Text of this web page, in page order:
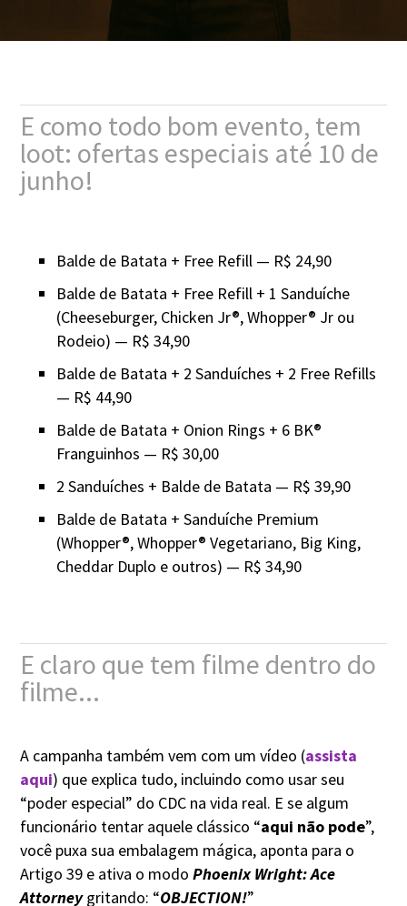
E como todo bom evento, tem
loot: ofertas especiais até 10 de
junho!
Balde de Batata + Free Refill — R$ 24,90
Balde de Batata + Free Refill + 1 Sanduíche
(Cheeseburger, Chicken Jr®, Whopper® Jr ou
Rodeio) — R$ 34,90
Balde de Batata + 2 Sanduíches + 2 Free Refills
— R$ 44,90
Balde de Batata + Onion Rings + 6 BK®
Franguinhos — R$ 30,00
2 Sanduíches + Balde de Batata — R$ 39,90
Balde de Batata + Sanduíche Premium
(Whopper®, Whopper® Vegetariano, Big King,
Cheddar Duplo e outros) — R$ 34,90
E claro que tem filme dentro do
filme...
A campanha também vem com um vídeo (assista
aqui) que explica tudo, incluindo como usar seu
“poder especial” do CDC na vida real. E se algum
funcionário tentar aquele clássico “aqui não pode”,
você puxa sua embalagem mágica, aponta para o
Artigo 39 e ativa o modoPhoenix Wright: Ace
Attorneygritando: “OBJECTION!”